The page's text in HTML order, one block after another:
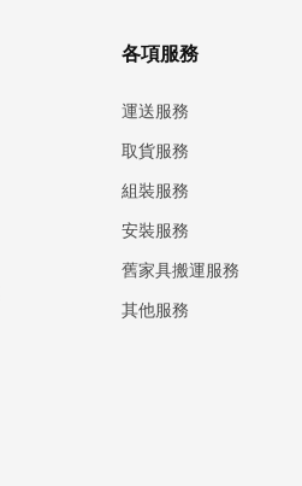
各項服務
運送服務
取貨服務
組裝服務
安裝服務
​舊家具搬運服務
其他服務